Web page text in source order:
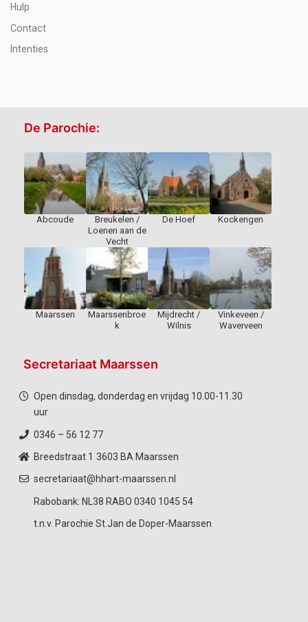
Hulp
Contact
Intenties
De Parochie:
Abcoude
Breukelen /
Loenen aan de
Vecht
De Hoef Kockengen
Maarssen
Maarssenbroe
k
Mijdrecht /
Wilnis
Vinkeveen /
Waverveen
Secretariaat Maarssen
Open dinsdag, donderdag en vrijdag 10.00-11.30
uur
0346 – 56 12 77
Breedstraat 1 3603 BA Maarssen
secretariaat@hhart-maarssen.nl
Rabobank: NL38 RABO 0340 1045 54
t.n.v. Parochie St.Jan de Doper-Maarssen